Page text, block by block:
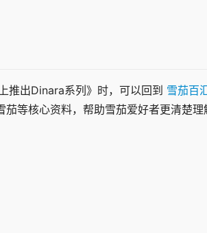
出Dinara系列》时，可以回到 雪茄百
等核心资料，帮助雪茄爱好者更清楚理